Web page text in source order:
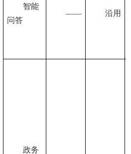
智能
问答
—— 沿用
政务